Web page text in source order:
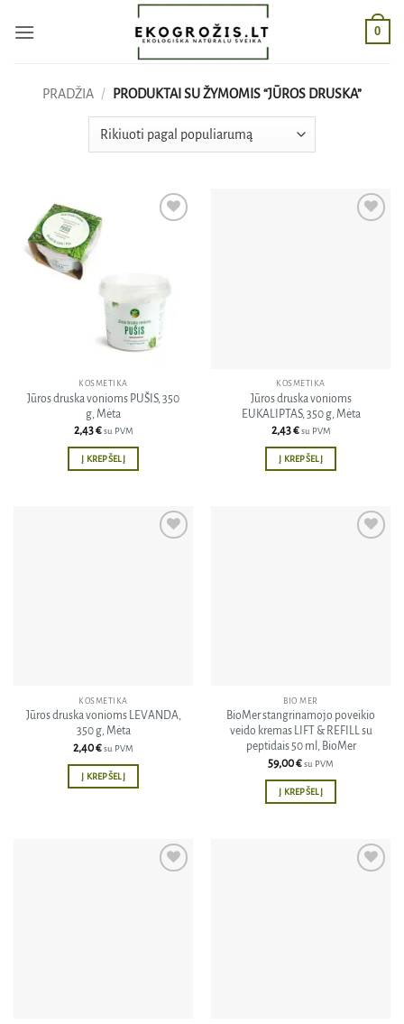
0
PRADŽIA / PRODUKTAI SU ŽYMOMIS “JŪROS DRUSKA”
KOSMETIKA
Jūros druska vonioms PUŠIS, 350
g, Mėta
2,43€ su PVM
Į KREPŠELĮ
KOSMETIKA
Jūros druska vonioms
EUKALIPTAS, 350 g, Mėta
2,43€ su PVM
Į KREPŠELĮ
KOSMETIKA
Jūros druska vonioms LEVANDA,
350 g, Mėta
2,40€su PVM
Į KREPŠELĮ
BIO MER
BioMer stangrinamojo poveikio
veido kremas LIFT & REFILL su
peptidais 50 ml, BioMer
59,00€su PVM
Į KREPŠELĮ